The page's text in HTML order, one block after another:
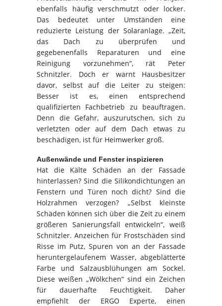
ebenfalls häufig verschmutzt oder locker.
Das bedeutet unter Umständen eine
reduzierte Leistung der Solaranlage. „Zeit,
das Dach zu überprüfen und
gegebenenfalls Reparaturen und eine
Reinigung vorzunehmen“, rät Peter
Schnitzler. Doch er warnt Hausbesitzer
davor, selbst auf die Leiter zu steigen:
Besser ist es, einen entsprechend
qualifizierten Fachbetrieb zu beauftragen.
Denn die Gefahr, auszurutschen, sich zu
verletzten oder auf dem Dach etwas zu
beschädigen, ist für Heimwerker groß.
Außenwände und Fenster inspizieren
Hat die Kälte Schäden an der Fassade
hinterlassen? Sind die Silikondichtungen an
Fenstern und Türen noch dicht? Sind die
Holzrahmen verzogen? „Selbst kleinste
Schäden können sich über die Zeit zu einem
größeren Sanierungsfall entwickeln“, weiß
Schnitzler. Anzeichen für Frostschäden sind
Risse im Putz, Spuren von an der Fassade
heruntergelaufenem Wasser, abgeblätterte
Farbe und Salzausblühungen am Sockel.
Diese weißen „Wölkchen“ sind ein Zeichen
für dauerhafte Feuchtigkeit. Daher
empfiehlt der ERGO Experte, einen